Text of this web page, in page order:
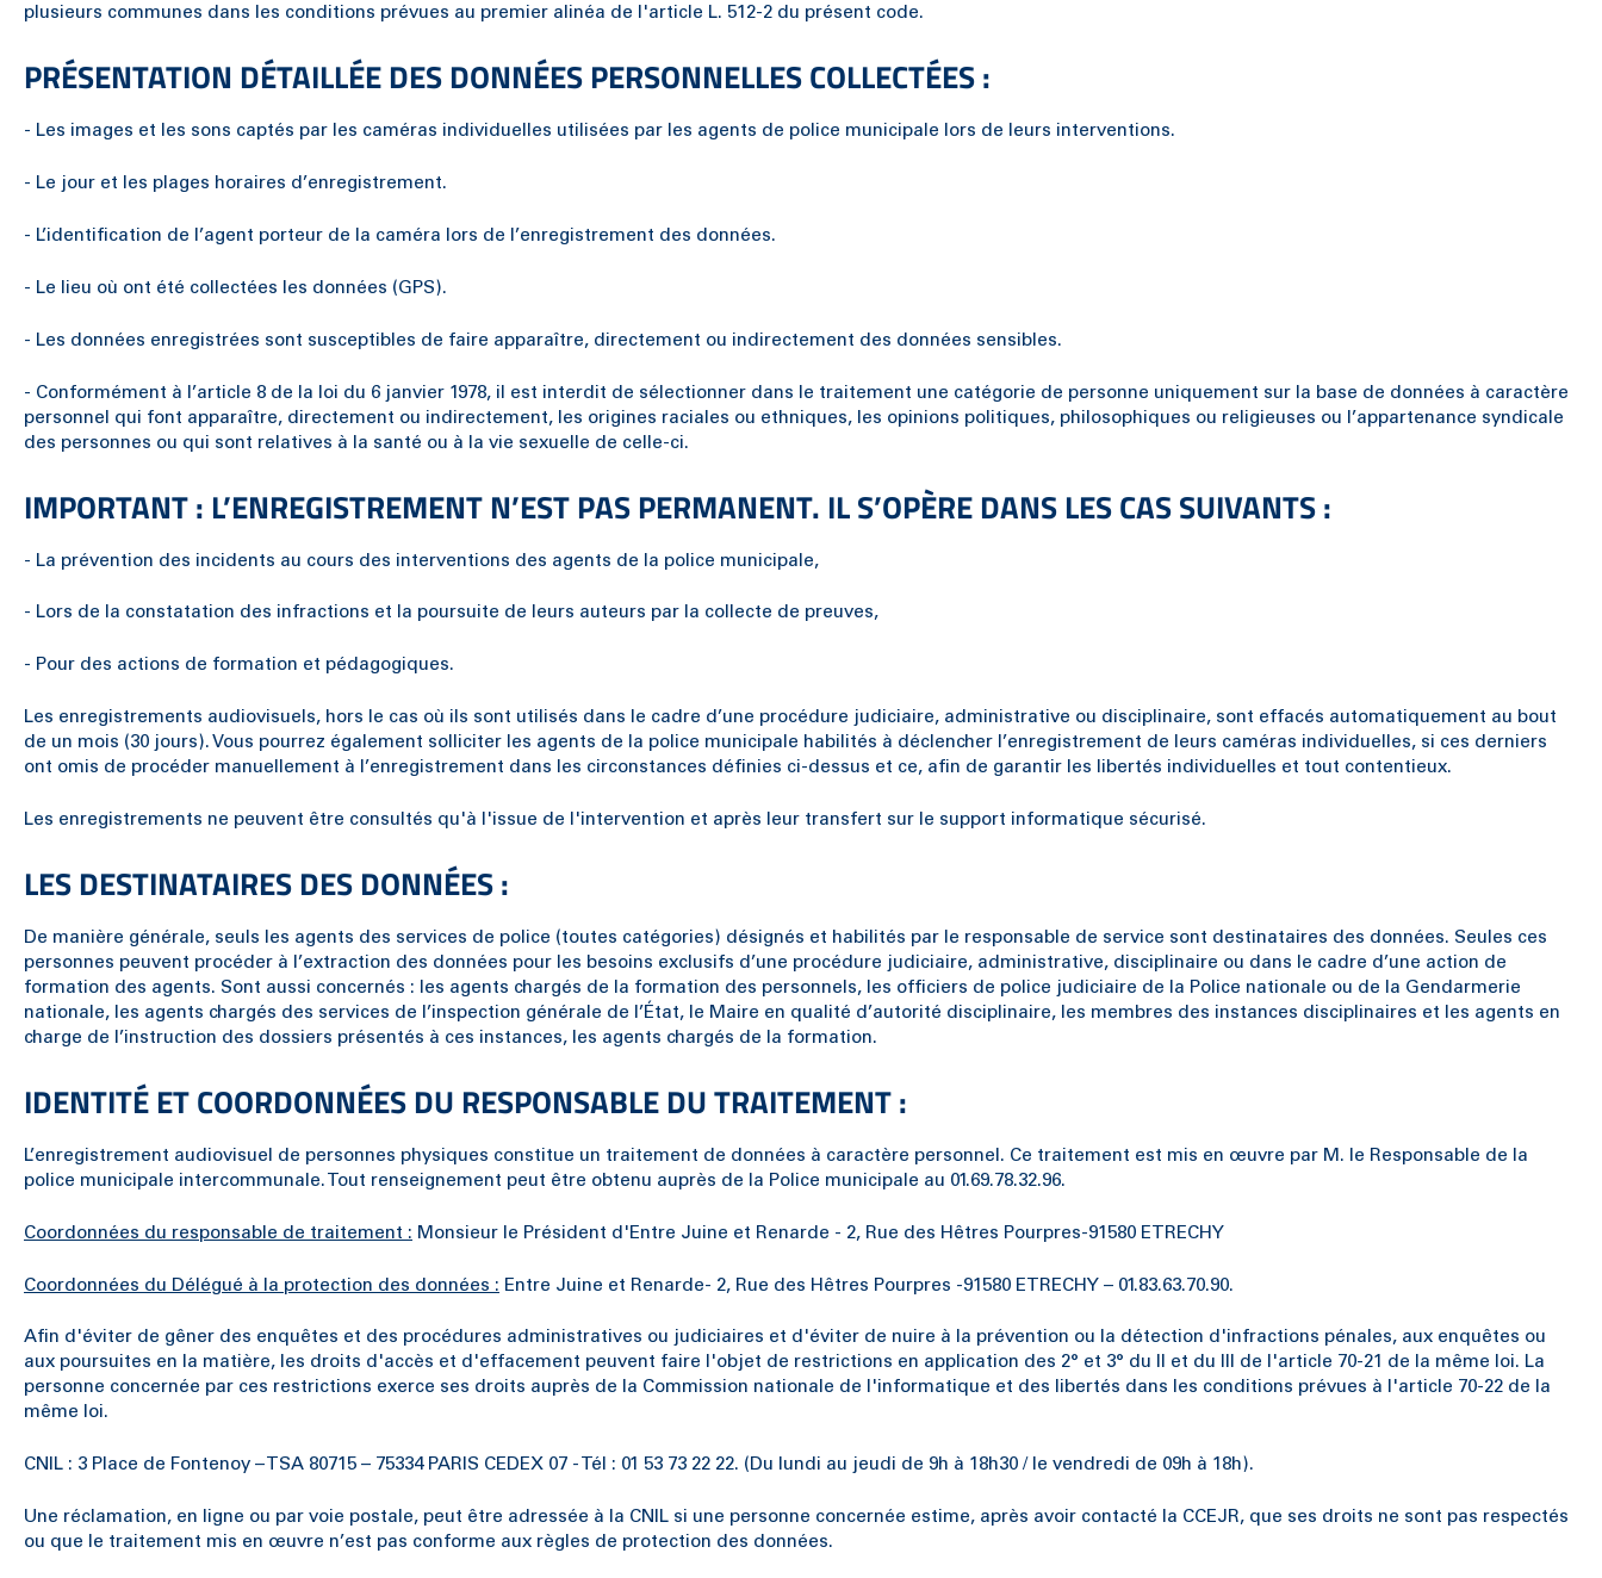
plusieurs communes dans les conditions prévues au premier alinéa de l'article L. 512-2 du présent code.
PRÉSENTATION DÉTAILLÉE DES DONNÉES PERSONNELLES COLLECTÉES :
- Les images et les sons captés par les caméras individuelles utilisées par les agents de police municipale lors de leurs interventions.
- Le jour et les plages horaires d’enregistrement.
- L’identification de l’agent porteur de la caméra lors de l’enregistrement des données.
- Le lieu où ont été collectées les données (GPS).
- Les données enregistrées sont susceptibles de faire apparaître, directement ou indirectement des données sensibles.
- Conformément à l’article 8 de la loi du 6 janvier 1978, il est interdit de sélectionner dans le traitement une catégorie de personne uniquement sur la base de données à caractère
personnel qui font apparaître, directement ou indirectement, les origines raciales ou ethniques, les opinions politiques, philosophiques ou religieuses ou l’appartenance syndicale
des personnes ou qui sont relatives à la santé ou à la vie sexuelle de celle-ci.
IMPORTANT : L’ENREGISTREMENT N’EST PAS PERMANENT. IL S’OPÈRE DANS LES CAS SUIVANTS :
- La prévention des incidents au cours des interventions des agents de la police municipale,
- Lors de la constatation des infractions et la poursuite de leurs auteurs par la collecte de preuves,
- Pour des actions de formation et pédagogiques.
Les enregistrements audiovisuels, hors le cas où ils sont utilisés dans le cadre d’une procédure judiciaire, administrative ou disciplinaire, sont effacés automatiquement au bout
de un mois (30 jours). Vous pourrez également solliciter les agents de la police municipale habilités à déclencher l’enregistrement de leurs caméras individuelles, si ces derniers
ont omis de procéder manuellement à l’enregistrement dans les circonstances définies ci-dessus et ce, afin de garantir les libertés individuelles et tout contentieux.
Les enregistrements ne peuvent être consultés qu'à l'issue de l'intervention et après leur transfert sur le support informatique sécurisé.
LES DESTINATAIRES DES DONNÉES :
De manière générale, seuls les agents des services de police (toutes catégories) désignés et habilités par le responsable de service sont destinataires des données. Seules ces
personnes peuvent procéder à l’extraction des données pour les besoins exclusifs d’une procédure judiciaire, administrative, disciplinaire ou dans le cadre d’une action de
formation des agents. Sont aussi concernés : les agents chargés de la formation des personnels, les officiers de police judiciaire de la Police nationale ou de la Gendarmerie
nationale, les agents chargés des services de l’inspection générale de l’État, le Maire en qualité d’autorité disciplinaire, les membres des instances disciplinaires et les agents en
charge de l’instruction des dossiers présentés à ces instances, les agents chargés de la formation.
IDENTITÉ ET COORDONNÉES DU RESPONSABLE DU TRAITEMENT :
L’enregistrement audiovisuel de personnes physiques constitue un traitement de données à caractère personnel. Ce traitement est mis en œuvre par M. le Responsable de la
police municipale intercommunale. Tout renseignement peut être obtenu auprès de la Police municipale au 01.69.78.32.96.
Coordonnées du responsable de traitement : Monsieur le Président d'Entre Juine et Renarde - 2, Rue des Hêtres Pourpres-91580 ETRECHY
Coordonnées du Délégué à la protection des données : Entre Juine et Renarde- 2, Rue des Hêtres Pourpres -91580 ETRECHY – 01.83.63.70.90.
Afin d'éviter de gêner des enquêtes et des procédures administratives ou judiciaires et d'éviter de nuire à la prévention ou la détection d'infractions pénales, aux enquêtes ou
aux poursuites en la matière, les droits d'accès et d'effacement peuvent faire l'objet de restrictions en application des 2° et 3° du II et du III de l'article 70-21 de la même loi. La
personne concernée par ces restrictions exerce ses droits auprès de la Commission nationale de l'informatique et des libertés dans les conditions prévues à l'article 70-22 de la
même loi.
CNIL : 3 Place de Fontenoy – TSA 80715 – 75334 PARIS CEDEX 07 - Tél : 01 53 73 22 22. (Du lundi au jeudi de 9h à 18h30 / le vendredi de 09h à 18h).
Une réclamation, en ligne ou par voie postale, peut être adressée à la CNIL si une personne concernée estime, après avoir contacté la CCEJR, que ses droits ne sont pas respectés
ou que le traitement mis en œuvre n’est pas conforme aux règles de protection des données.